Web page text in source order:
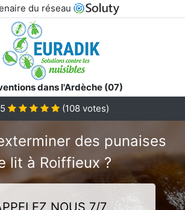
du réseau
dans l'Ardèche (07)
(108votes)
des punaises
lit à Roiffieux ?
NOUS 7/7